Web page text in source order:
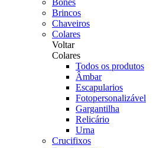
Bonés
Brincos
Chaveiros
Colares
Voltar
Colares
Todos os produtos
Âmbar
Escapularios
Fotopersonalizável
Gargantilha
Relicário
Urna
Crucifixos